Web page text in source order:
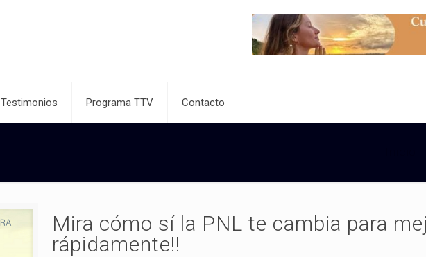
Testimonios Programa TTV Contacto
Mira cómo sí la PNL te cambia para
rápidamente!!